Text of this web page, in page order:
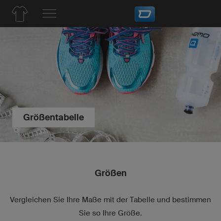
Größentabelle
Größen
Vergleichen Sie Ihre Maße mit der Tabelle und bestimmen
Sie so Ihre Größe.